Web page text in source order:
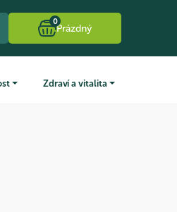
0
Prázdný
Zdraví a vitalita